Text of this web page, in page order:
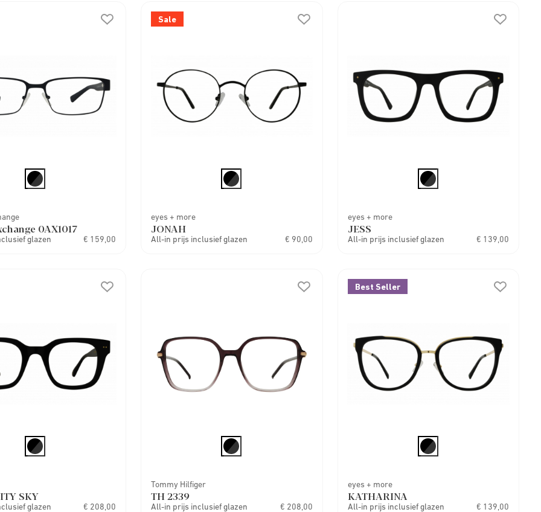
0AX1017
glazen € 159,00
Sale
eyes + more
JONAH
All-in prijs inclusief glazen € 90,00
eyes + more
JESS
All-in prijs inclusief glazen € 139,00
SKY
glazen € 208,00
Tommy Hilfiger
TH 2339
All-in prijs inclusief glazen € 208,00
Best Seller
eyes + more
KATHARINA
All-in prijs inclusief glazen € 139,00